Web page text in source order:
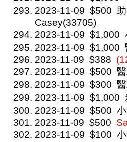
2023-11-09 $500
Casey(33705)
2023-11-09 $1,000
2023-11-09 $1,000
2023-11-09 $388
2023-11-09 $500
2023-11-09 $300
2023-11-09 $1,000
2023-11-09 $500
2023-11-09 $500
2023-11-09 $100